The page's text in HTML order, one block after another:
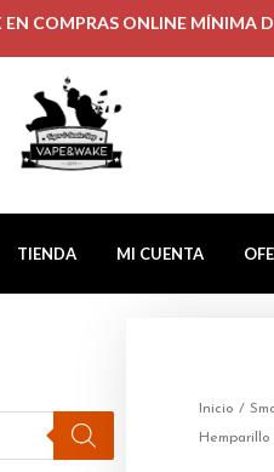
COMPRAS ONLINE MÍNIMA
TIENDA MI CUENTA
Inicio /